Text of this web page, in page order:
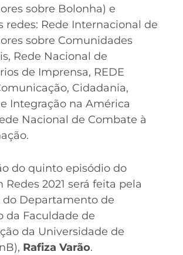
sobre Bolonha) e
redes: Rede Internacional de
sobre Comunidades
Rede Nacional de
de Imprensa, REDE
Cidadania,
Integração na América
Nacional de Combate à
do quinto episódio do
Redes 2021 será feita pela
do Departamento de
da Faculdade de
da Universidade de
Rafiza Varão.